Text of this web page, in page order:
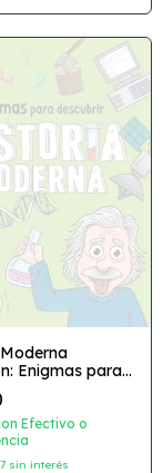
Enigmas para
Autor: Maria
El Ateneo
Efectivo o
sin interés